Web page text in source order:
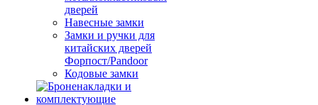
дверей
Навесные замки
Замки и ручки для
китайских дверей
Форпост/Раndoor
Кодовые замки